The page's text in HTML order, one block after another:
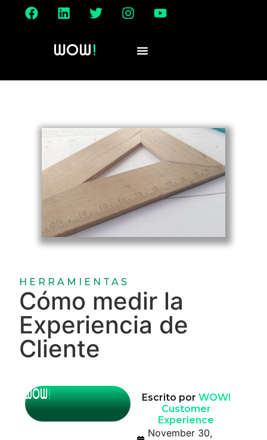
HERRAMIENTAS
Cómo medir la
Experiencia de
Cliente
Escrito por WOW!
Customer
Experience
November 30,